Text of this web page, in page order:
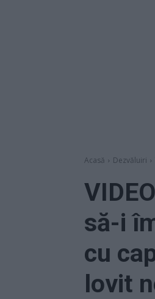
Acasă Dezvăluiri
să-i
cu
lovit